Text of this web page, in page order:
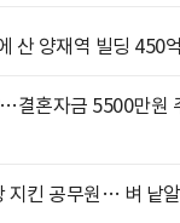
산 양재역 빌딩 450
결혼자금 5500만원
지킨 공무원… 벼 낱